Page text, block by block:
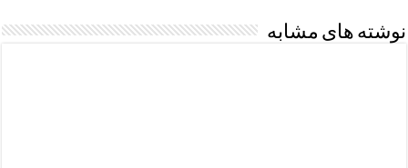
نوشته های مشابه